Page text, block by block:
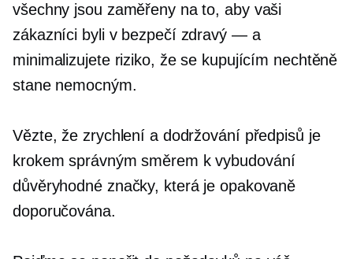
všechny jsou zaměřeny na to, aby vaši
zákazníci byli v bezpečí zdravý — a
minimalizujete riziko, že se kupujícím nechtěně
stane nemocným.
Vězte, že zrychlení a dodržování předpisů je
krokem správným směrem k vybudování
důvěryhodné značky, která je opakovaně
doporučována.